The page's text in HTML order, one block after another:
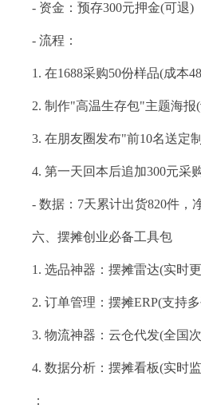
- 资金：预存300元押金(可退)
- 流程：
1. 在1688采购50份样品(成本
2. 制作"高温生存包"主题海报
3. 在朋友圈发布"前10名送定
4. 第一天回本后追加300元采
- 数据：7天累计出货820件，
六、摆摊创业必备工具包
1. 选品神器：摆摊雷达(实时
2. 订单管理：摆摊ERP(支持
3. 物流神器：云仓代发(全国
4. 数据分析：摆摊看板(实时
：